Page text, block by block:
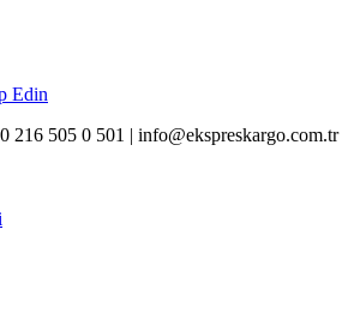
Edin
216 505 0 501 | info@ekspreskargo.com.tr